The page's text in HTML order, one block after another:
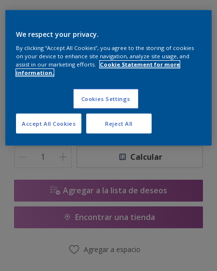
Blanco
4 L
20 L
Calcular
Agregar a la lista de deseos
Encontrar una tienda
Agregar a espacio
We respect your privacy.
By clicking “Accept All Cookies”, you agree to the storing of cookies
on your device to enhance site navigation, analyze site usage, and
assist in our marketing efforts.
Cookie Statement for more
information.
Cookies Settings
Reject All
Accept All Cookies